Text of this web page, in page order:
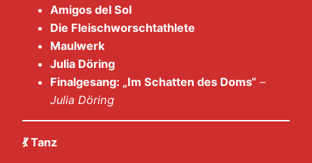
Amigos del Sol
Die Fleischworschtathlete
Maulwerk
Julia Döring
Finalgesang: „Im Schatten des Doms“ –
Julia Döring
💃Tanz